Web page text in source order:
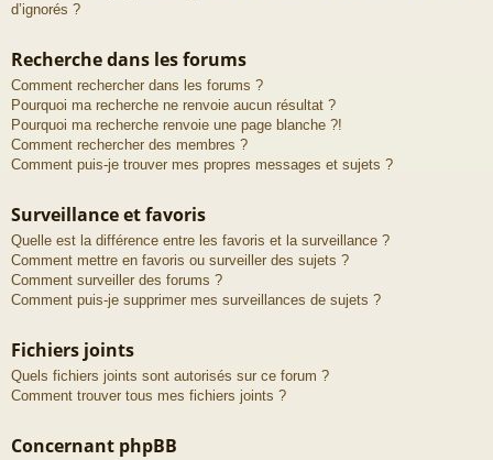
d’ignorés ?
Recherche dans les forums
Comment rechercher dans les forums ?
Pourquoi ma recherche ne renvoie aucun résultat ?
Pourquoi ma recherche renvoie une page blanche ?!
Comment rechercher des membres ?
Comment puis-je trouver mes propres messages et sujets ?
Surveillance et favoris
Quelle est la différence entre les favoris et la surveillance ?
Comment mettre en favoris ou surveiller des sujets ?
Comment surveiller des forums ?
Comment puis-je supprimer mes surveillances de sujets ?
Fichiers joints
Quels fichiers joints sont autorisés sur ce forum ?
Comment trouver tous mes fichiers joints ?
Concernant phpBB